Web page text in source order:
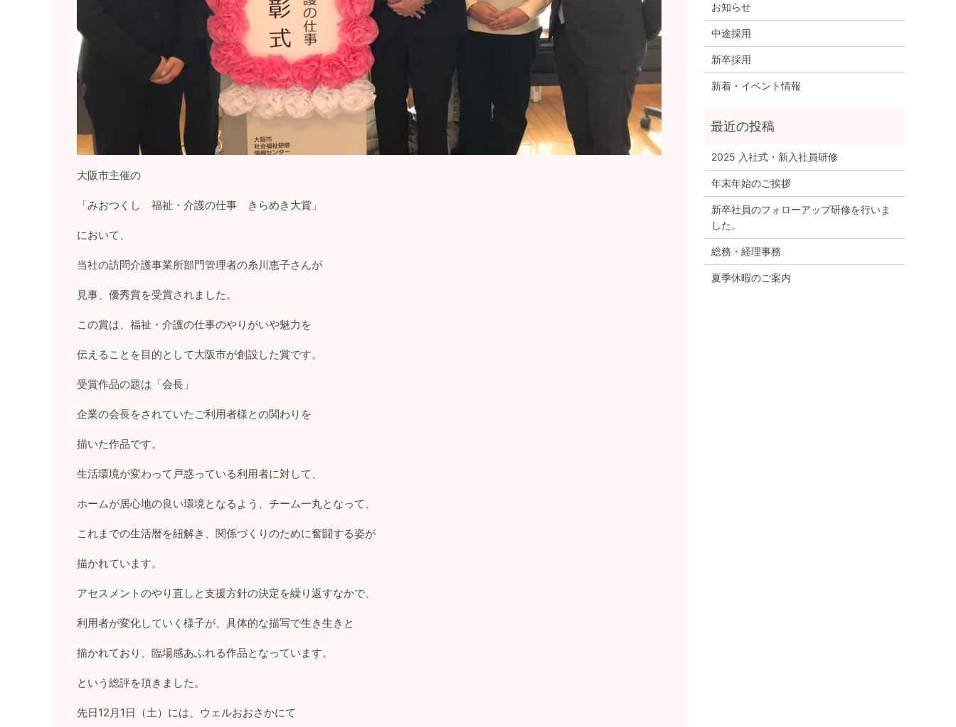
大阪市主催の
「みおつくし 福祉・介護の仕事 きらめき大賞」
において、
当社の訪問介護事業所部門管理者の糸川恵子さんが
見事、優秀賞を受賞されました。
この賞は、福祉・介護の仕事のやりがいや魅力を
伝えることを目的として大阪市が創設した賞です。
受賞作品の題は「会長」
企業の会長をされていたご利用者様との関わりを
描いた作品です。
生活環境が変わって戸惑っている利用者に対して、
ホームが居心地の良い環境となるよう、チーム一丸となって、
これまでの生活暦を紐解き、関係づくりのために奮闘する姿が
描かれています。
アセスメントのやり直しと支援方針の決定を繰り返すなかで、
利用者が変化していく様子が、具体的な描写で生き生きと
描かれており、臨場感あふれる作品となっています。
という総評を頂きました。
先日12月1日（土）には、ウェルおおさかにて
お知らせ
中途採用
新卒採用
新着・イベント情報
2025 入社式・新入社員研修
年末年始のご挨拶
新卒社員のフォローアップ研修を行いま
した。
総務・経理事務
夏季休暇のご案内